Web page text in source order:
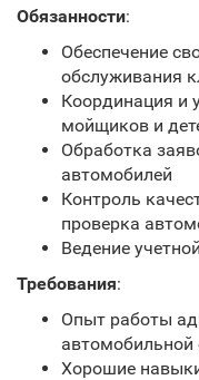
Обязанности:
Обеспечение
обслуживания
Координация и
мойщиков и
Обработка
автомобилей
Контроль
проверка
Ведение
Требования:
Опыт работы
Хорошие